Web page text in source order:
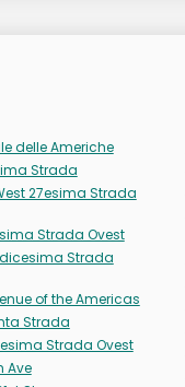
delle Americhe
Strada
27esima Strada
Strada Ovest
Strada
of the Americas
Strada
Strada Ovest
Ave